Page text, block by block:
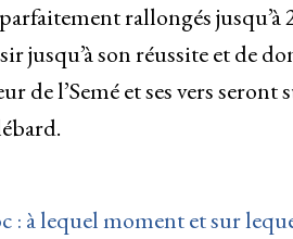
rallongés
jusqu’à son réussite et de
de l’Semé et ses vers
: à lequel moment et sur